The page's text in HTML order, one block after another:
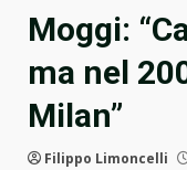
Moggi:
ma nel
Milan”
Filippo Limoncelli